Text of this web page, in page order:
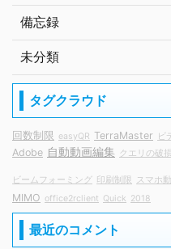
備忘録
未分類
タグクラウド
回数制限 easyQR TerraMaster ビ
Adobe 自動動画編集 クエリの破損
ビームフォーミング 印刷制限 スマホ
MIMO office2rclient Quick 2018
最近のコメント